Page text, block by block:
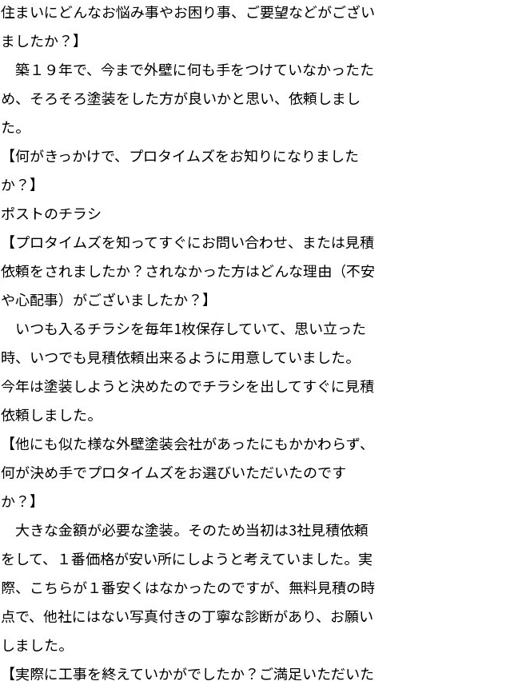
住まいにどんなお悩み事やお困り事、ご要望などがござい
ましたか？】
築１９年で、今まで外壁に何も手をつけていなかったた
め、そろそろ塗装をした方が良いかと思い、依頼しまし
た。
【何がきっかけで、プロタイムズをお知りになりました
か？】
ポストのチラシ
【プロタイムズを知ってすぐにお問い合わせ、または見積
依頼をされましたか？されなかった方はどんな理由（不安
や心配事）がございましたか？】
いつも入るチラシを毎年1枚保存していて、思い立った
時、いつでも見積依頼出来るように用意していました。
今年は塗装しようと決めたのでチラシを出してすぐに見積
依頼しました。
【他にも似た様な外壁塗装会社があったにもかかわらず、
何が決め手でプロタイムズをお選びいただいたのです
か？】
大きな金額が必要な塗装。そのため当初は3社見積依頼
をして、１番価格が安い所にしようと考えていました。実
際、こちらが１番安くはなかったのですが、無料見積の時
点で、他社にはない写真付きの丁寧な診断があり、お願い
しました。
【実際に工事を終えていかがでしたか？ご満足いただいた